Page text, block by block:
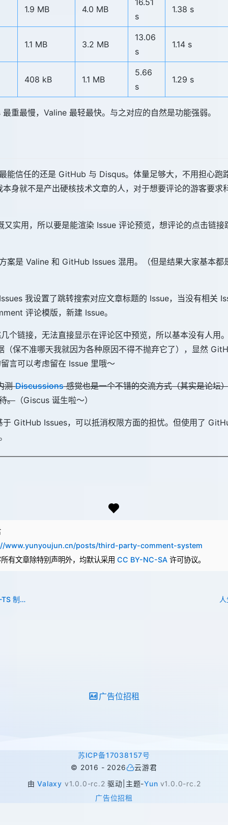
1.9 MB 4.0 MB
16.51
s
1.38 s
1.1 MB 3.2 MB
13.06
s
1.14 s
408 kB 1.1 MB
5.66
s
1.29 s
重最慢，Valine 最轻最快。与之对应的自然是功能强弱。
能信任的还是 GitHub 与 Disqus。体量足够大，不用担心跑
身就不是产出硬核技术文章的人，对于想要评论的游客要求
实用，所以要是能渲染 Issue 评论预览，想评论的点击链接
案是 Valine 和 GitHub Issues 混用。（但是结果大家基本都
我设置了跳转搜索对应文章标题的 Issue，当没有相关
评论模版，新建 Issue。
个链接，无法直接显示在评论区中预览，所以基本没有人用
（保不准哪天我就因为各种原因不得不抛弃它了），显然
言可以考虑留在 Issue 里哦～
测Discussions感觉也是一个不错的交流方式（其实是论坛
。 （Giscus 诞生啦～）
GitHub Issues，可以抵消权限方面的担忧。但使用了
www.yunyoujun.cn/posts/third-party-comment-system
有文章除特别声明外，均默认采用 CC BY-NC-SA 许可协议。
EL-BOT & MIRAI-TS 制作笔记
广告位招租
苏ICP备17038157号
© 2016 - 2026
云游君
由Valaxy v1.0.0-rc.2 驱动 主题-Yun v1.0.0-rc.2
广告位招租